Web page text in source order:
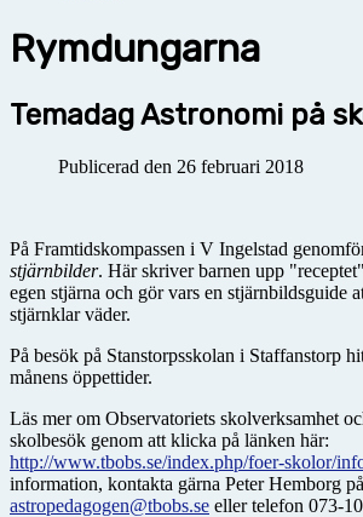
Rymdungarna
Temadag Astronomi på
Publicerad den 26 februari 2018
På Framtidskompassen i V Ingelstad
stjärnbilder. Här skriver barnen upp
egen stjärna och gör vars en stjärnbildsguide
stjärnklar väder.
På besök på Stanstorpsskolan i Staffanstorp
månens öppettider.
Läs mer om Observatoriets skolverksamhet
skolbesök genom att klicka på länken här:
http://www.tbobs.se/index.php/foer-skolor/
information, kontakta gärna Peter Hemborg
astropedagogen@tbobs.se eller telefon 073-